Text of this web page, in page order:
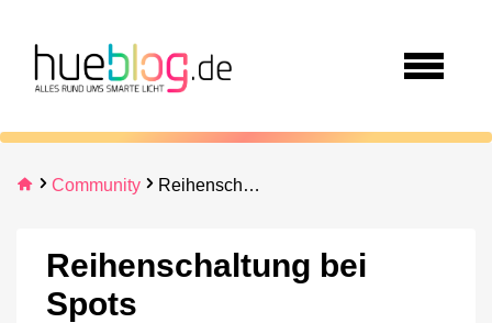
Community Reihenschaltung bei Spots
Reihenschaltung bei
Spots